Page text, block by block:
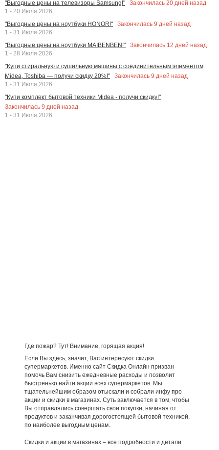
"Выгодные цены на телевизоры Samsung!"
Закончилась 20 дней назад
1 - 20 Июля 2026
"Выгодные цены на ноутбуки HONOR!"
Закончилась 9 дней назад
1 - 31 Июля 2026
"Выгодные цены на ноутбуки MAIBENBEN!"
Закончилась 12 дней назад
1 - 28 Июля 2026
"Купи стиральную и сушильную машины с соединительным элементом
Midea, Toshiba — получи скидку 20%!"
Закончилась 9 дней назад
1 - 31 Июля 2026
"Купи комплект бытовой техники Midea - получи скидку!"
Закончилась 9 дней назад
1 - 31 Июля 2026
Где пожар? Тут! Внимание, горящая акция!
Если Вы здесь, значит, Вас интересуют скидки
супермаркетов. Именно сайт Скидка Онлайн призван
помочь Вам снизить ежедневные расходы и позволит
быстренько найти акции всех супермаркетов. Мы
тщательнейшим образом отыскали и собрали инфу про
акции и скидки в магазинах. Суть заключается в том, чтобы
Вы отправлялись совершать свои покупки, начиная от
продуктов и заканчивая дорогостоящей бытовой техникой,
по наиболее выгодным ценам.
Скидки и акции в магазинах – все подробности и детали